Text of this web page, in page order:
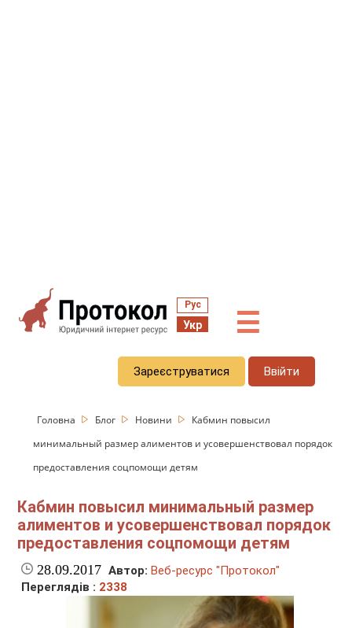
Рус
Укр ☰
Зареєструватися Ввійти
Головна Блог Новини
Кабмин повысил
минимальный размер алиментов и усовершенствовал порядок
предоставления соцпомощи детям
Кабмин повысил минимальный размер
алиментов и усовершенствовал порядок
предоставления соцпомощи детям
28.09.2017 Автор: Веб-ресурс "Протокол"
Переглядів : 2338